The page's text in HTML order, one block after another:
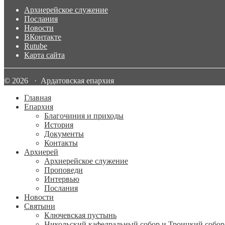
Архиерейское служение
Послания
Новости
ВКонтакте
Rutube
Карта сайта
© 2026 · Ардатовская епархия
Главная
Епархия
Благочиния и приходы
История
Документы
Контакты
Архиерей
Архиерейское служение
Проповеди
Интервью
Послания
Новости
Святыни
Ключевская пустынь